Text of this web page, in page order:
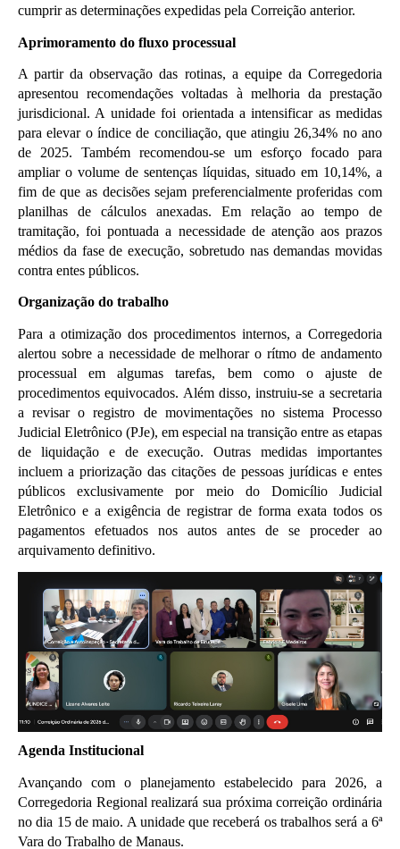
cumprir as determinações expedidas pela Correição anterior.
Aprimoramento do fluxo processual
A partir da observação das rotinas, a equipe da Corregedoria
apresentou recomendações voltadas à melhoria da prestação
jurisdicional. A unidade foi orientada a intensificar as medidas
para elevar o índice de conciliação, que atingiu 26,34% no ano
de 2025. Também recomendou-se um esforço focado para
ampliar o volume de sentenças líquidas, situado em 10,14%, a
fim de que as decisões sejam preferencialmente proferidas com
planilhas de cálculos anexadas. Em relação ao tempo de
tramitação, foi pontuada a necessidade de atenção aos prazos
médios da fase de execução, sobretudo nas demandas movidas
contra entes públicos.
Organização do trabalho
Para a otimização dos procedimentos internos, a Corregedoria
alertou sobre a necessidade de melhorar o rítmo de andamento
processual em algumas tarefas, bem como o ajuste de
procedimentos equivocados. Além disso, instruiu-se a secretaria
a revisar o registro de movimentações no sistema Processo
Judicial Eletrônico (PJe), em especial na transição entre as etapas
de liquidação e de execução. Outras medidas importantes
incluem a priorização das citações de pessoas jurídicas e entes
públicos exclusivamente por meio do Domicílio Judicial
Eletrônico e a exigência de registrar de forma exata todos os
pagamentos efetuados nos autos antes de se proceder ao
arquivamento definitivo.
Agenda Institucional
Avançando com o planejamento estabelecido para 2026, a
Corregedoria Regional realizará sua próxima correição ordinária
no dia 15 de maio. A unidade que receberá os trabalhos será a 6ª
Vara do Trabalho de Manaus.